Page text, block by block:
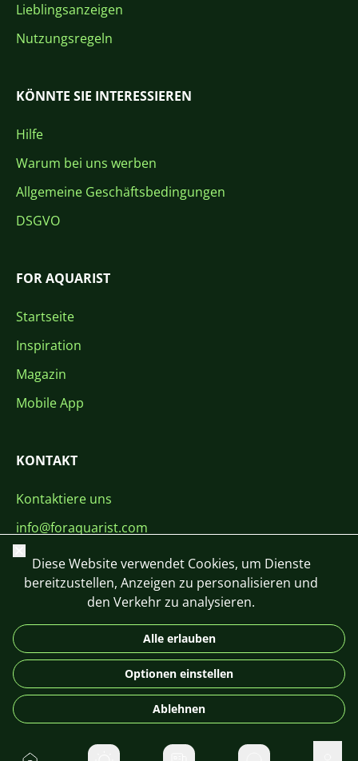
Lieblingsanzeigen
Nutzungsregeln
KÖNNTE SIE INTERESSIEREN
Hilfe
Warum bei uns werben
Allgemeine Geschäftsbedingungen
DSGVO
FOR AQUARIST
Startseite
Inspiration
Magazin
Mobile App
KONTAKT
Kontaktiere uns
info@foraquarist.com
+420 603 449 602
DE
© 2026 For Aquarist
Schließen
Diese Website verwendet Cookies, um Dienste
bereitzustellen, Anzeigen zu personalisieren und
den Verkehr zu analysieren.
Alle erlauben
Optionen einstellen
Ablehnen